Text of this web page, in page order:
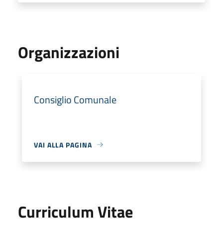
Organizzazioni
Consiglio Comunale
VAI ALLA PAGINA
Curriculum Vitae